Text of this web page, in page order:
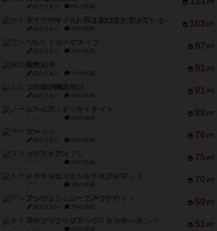
PT
紹介文あり 8件の投稿
103 PT
セミファイナル ～お前はまだ生きている～
紹介文あり 1件の投稿
97 PT
ワン・トゥ・ファイブ
紹介文あり 1件の投稿
91 PT
南北戦争
紹介文あり 1件の投稿
91 PT
ふたつの城の物語
紹介文あり 6件の投稿
88 PT
ノームズ・アット・ナイト
1件の投稿
76 PT
マーリン
紹介文あり 6件の投稿
75 PT
フラットアイアン
2件の投稿
70 PT
トランスオリエント・エクスプレス
1件の投稿
59 PT
アンブッシュ！：ムーブアウト！
紹介文あり 1件の投稿
51 PT
キャプテン・フリップ：イスラ・ボンバ
2件の投稿